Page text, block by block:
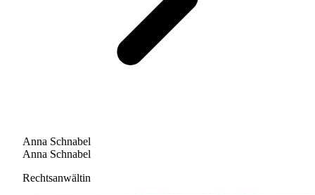
Anna Schnabel
Anna Schnabel
Rechtsanwältin